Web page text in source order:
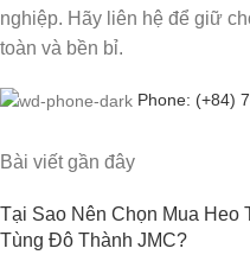
nghiệp. Hãy liên hệ để giữ
toàn và bền bỉ.
Phone: (+84)
Bài viết gần đây
Tại Sao Nên Chọn Mua Heo
Tùng Đô Thành JMC?